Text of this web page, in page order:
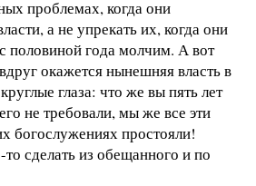
проблемах, когда они
а не упрекать их, когда они
половиной года молчим. А вот
окажется нынешняя власть в
глаза: что же вы пять лет
не требовали, мы же все эти
богослужениях простояли!
сделать из обещанного и по